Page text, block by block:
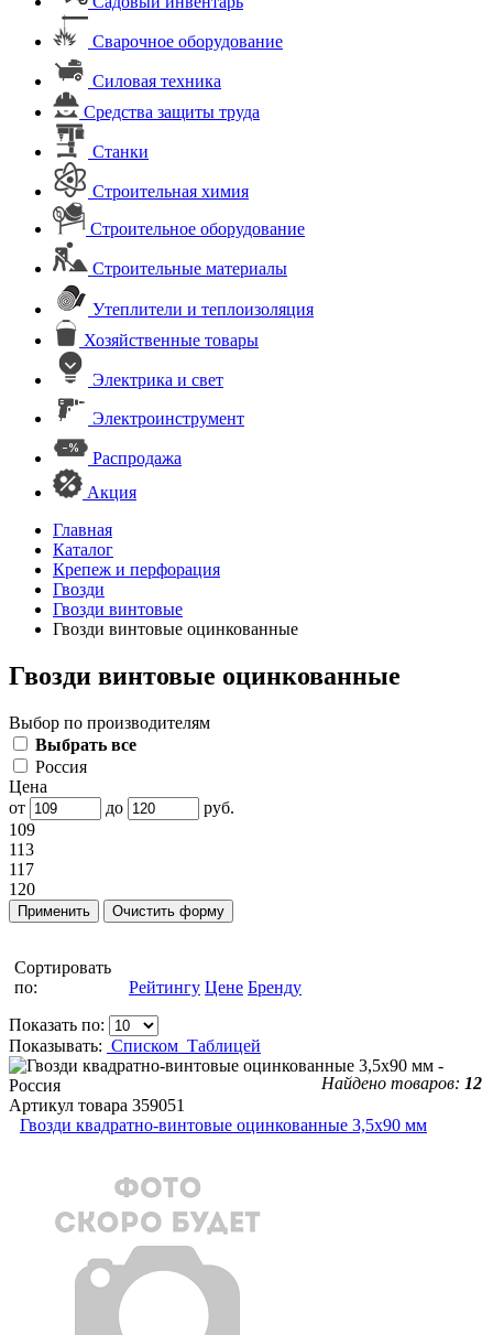
Сварочное оборудование
Силовая техника
Средства защиты труда
Станки
Строительная химия
Строительное оборудование
Строительные материалы
Утеплители и теплоизоляция
Хозяйственные товары
Электрика и свет
Электроинструмент
Распродажа
Акция
Главная
Каталог
Крепеж и перфорация
Гвозди
Гвозди винтовые
Гвозди винтовые оцинкованные
Гвозди винтовые оцинкованные
Выбор по производителям
Выбрать все
Россия
Цена
от
до
руб.
109
113
117
120
Сортировать
по:
Рейтингу Цене Бренду
Показать по:
Показывать: Списком Таблицей
Найдено товаров: 12
Артикул товара 359051
Гвозди квадратно-винтовые оцинкованные 3,5x90 мм